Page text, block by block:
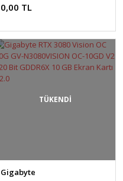
0,00 TL
TÜKENDİ
Gigabyte